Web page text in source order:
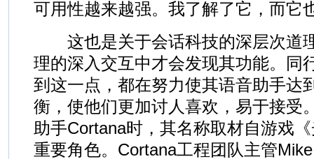
可用性越来越强。我了解了它，而它
这也是关于会话科技的深层次道
理的深入交互中才会发现其功能。同
到这一点，都在努力使其语音助手达
衡，使他们更加讨人喜欢，易于接受
助手Cortana时，其名称取材自游戏
重要角色。Cortana工程团队主管